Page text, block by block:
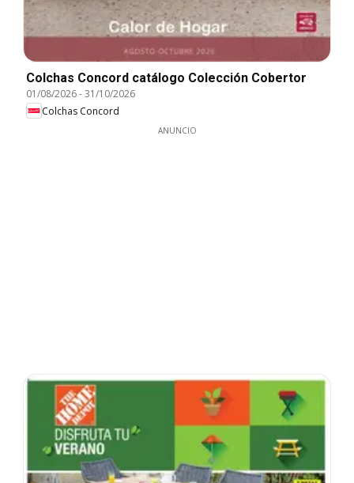
Colchas Concord catálogo Colección Cobertor
01/08/2026-31/10/2026
Colchas Concord
ANUNCIO